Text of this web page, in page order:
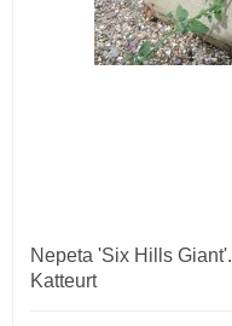
Nepeta 'Six Hills Giant'.
Katteurt